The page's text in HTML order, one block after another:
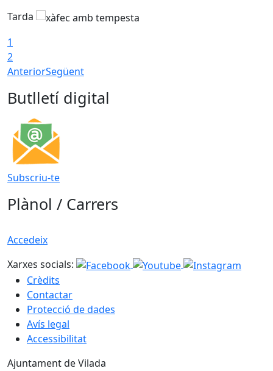
Tarda
1
2
AnteriorSegüent
Butlletí digital
Subscriu-te
Plànol / Carrers
Accedeix
Xarxes socials:
Crèdits
Contactar
Protecció de dades
Avís legal
Accessibilitat
Ajuntament de Vilada